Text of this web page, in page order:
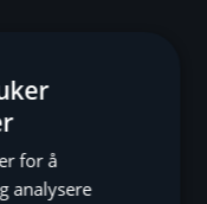
for å
analysere